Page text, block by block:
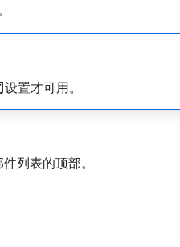
​设置才可用。
列表的顶部。